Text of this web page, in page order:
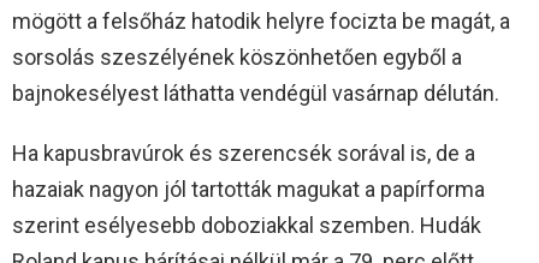
mögött a felsőház hatodik helyre focizta be magát, a
sorsolás szeszélyének köszönhetően egyből a
bajnokesélyest láthatta vendégül vasárnap délután.
Ha kapusbravúrok és szerencsék sorával is, de a
hazaiak nagyon jól tartották magukat a papírforma
szerint esélyesebb doboziakkal szemben. Hudák